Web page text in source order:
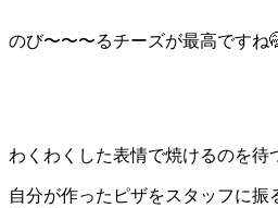
のび〜〜〜るチーズが最高ですね
わくわくした表情で焼けるのを待
自分が作ったピザをスタッフに振